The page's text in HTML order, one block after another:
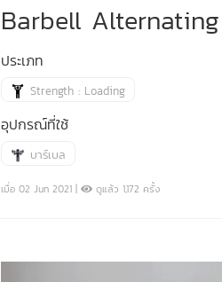
Barbell
ประเภท
Strength : Loading
อุปกรณ์ที่ใช้
บาร์เบล
เมื่อ 02 Jun 2021 | ดูแล้ว 1,172 ครั้ง